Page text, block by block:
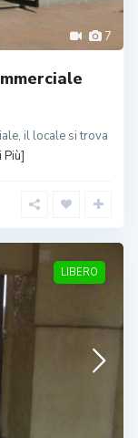
7
il locale si trova
Più]
LIBERO